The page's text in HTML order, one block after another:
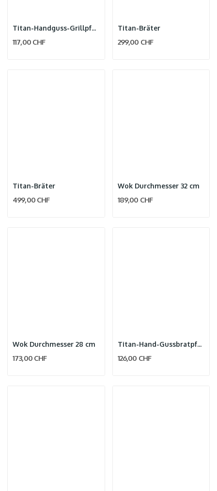
Titan-Handguss-Grillpfanne
117,00 CHF
Titan-Bräter
299,00 CHF
Titan-Bräter
499,00 CHF
Wok Durchmesser 32 cm
189,00 CHF
Wok Durchmesser 28 cm
173,00 CHF
Titan-Hand-Gussbratpfanne
126,00 CHF